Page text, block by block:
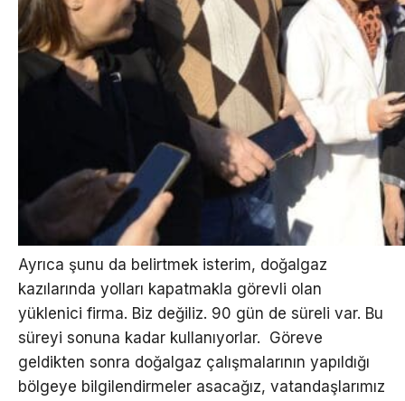
Ayrıca şunu da belirtmek isterim, doğalgaz
kazılarında yolları kapatmakla görevli olan
yüklenici firma. Biz değiliz. 90 gün de süreli var. Bu
süreyi sonuna kadar kullanıyorlar. Göreve
geldikten sonra doğalgaz çalışmalarının yapıldığı
bölgeye bilgilendirmeler asacağız, vatandaşlarımız